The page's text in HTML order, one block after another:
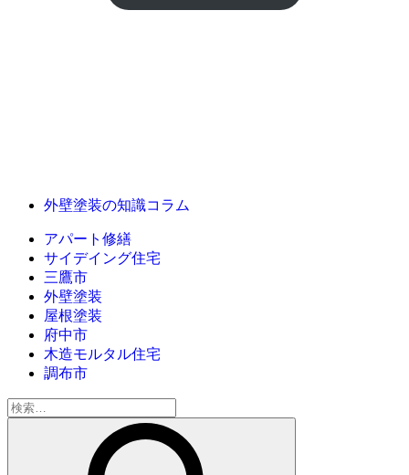
外壁塗装の知識コラム
アパート修繕
サイデイング住宅
三鷹市
外壁塗装
屋根塗装
府中市
木造モルタル住宅
調布市
検
索: